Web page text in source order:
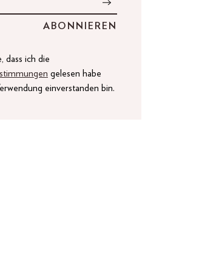
dass ich die
gelesen habe
einverstanden bin.